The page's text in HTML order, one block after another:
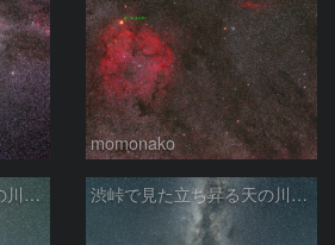
momonako
ほぼ垂直に立ち昇る天の川銀河 渋峠で見た立ち昇る天の川銀河